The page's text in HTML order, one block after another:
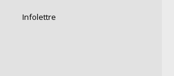
Infolettre